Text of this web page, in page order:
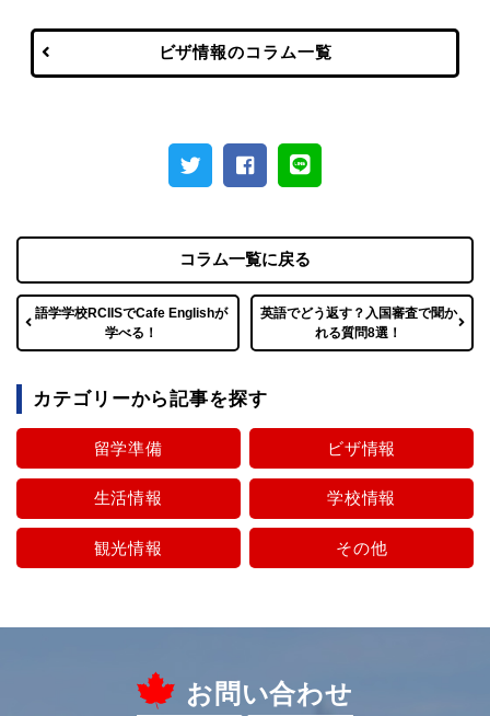
ビザ情報のコラム一覧
語学学校RCIISでCafe Englishが
学べる！
コラム一覧に戻る
英語でどう返す？入国審査で聞か
れる質問8選！
カテゴリーから記事を探す
留学準備 ビザ情報
生活情報 学校情報
観光情報 その他
お問い合わせ